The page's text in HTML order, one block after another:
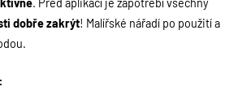
. Před aplikací je zapotřebí všechny
dobře zakrýt! Malířské nářadí po použití a